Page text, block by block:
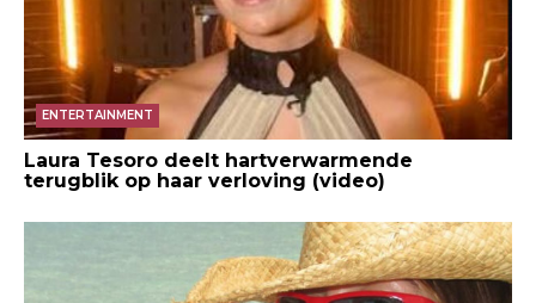
ENTERTAINMENT
Laura Tesoro deelt hartverwarmende
terugblik op haar verloving (video)